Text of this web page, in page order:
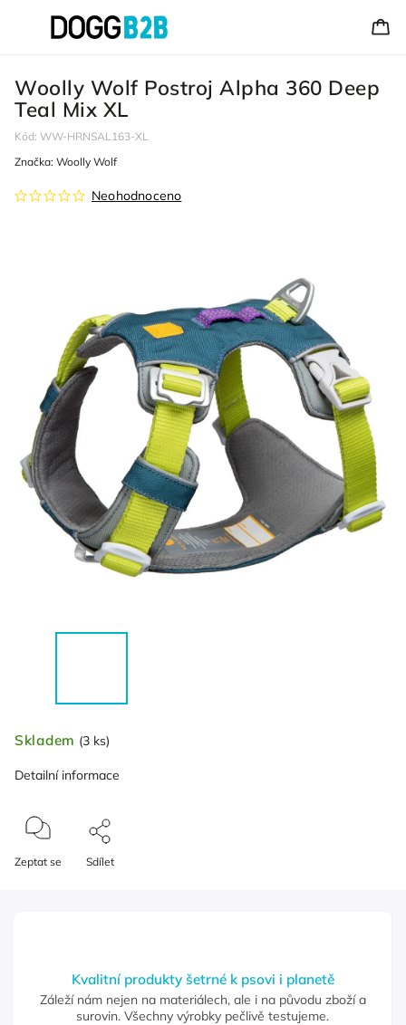
Woolly Wolf Postroj Alpha 360 Deep
Teal Mix XL
Kód: WW-HRNSAL163-XL
Neohodnoceno
Značka: Woolly Wolf
Skladem (3 ks)
Detailní informace
Zeptat se Sdílet
Kvalitní produkty šetrné k psovi i planetě
Záleží nám nejen na materiálech, ale i na původu zboží a
surovin. Všechny výrobky pečlivě testujeme.